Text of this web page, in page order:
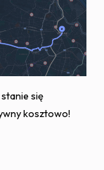
się
kosztowo!